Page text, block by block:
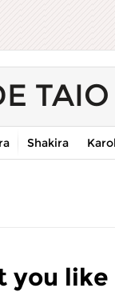
Shakira
you like